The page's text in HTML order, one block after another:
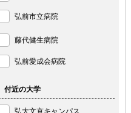
弘前市立病院
藤代健生病院
弘前愛成会病院
近の大学
弘大文京キャンパス